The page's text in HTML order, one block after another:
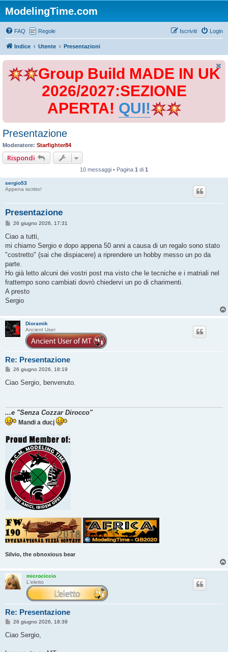
ModelingTime.com
FAQ Regole Login
Iscriviti
Indice Utente Presentazioni
Group Build MADE IN UK
2026/2027:SEZIONE
APERTA! QUI!
Presentazione
Moderatore: Starfighter84
Rispondi
10 messaggi • Pagina 1 di 1
sergio53
Appena iscritto!
Presentazione
M
s
a
g
i
o
26 giugno 2026, 17:31
Ciao a tutti,
mi chiamo Sergio e dopo appena 50 anni a causa di un regalo sono stato
"costretto" (sai che dispiacere) a riprendere un hobby messo un po da
parte.
Ho già letto alcuni dei vostri post ma visto che le tecniche e i matriali nel
frattempo sono cambiati dovrò chiedervi un po di charimenti.
A presto
Sergio
Dioramik
Ancient User
Re: Presentazione
M
s
i
o
26 giugno 2026, 18:19
Ciao Sergio, benvenuto.
...e "Senza Cozzar Dirocco"
Mandi a ducj
Silvio, the obnoxious bear
microciccio
L'eletto
Re: Presentazione
M
s
26 giugno 2026, 18:39
Ciao Sergio,